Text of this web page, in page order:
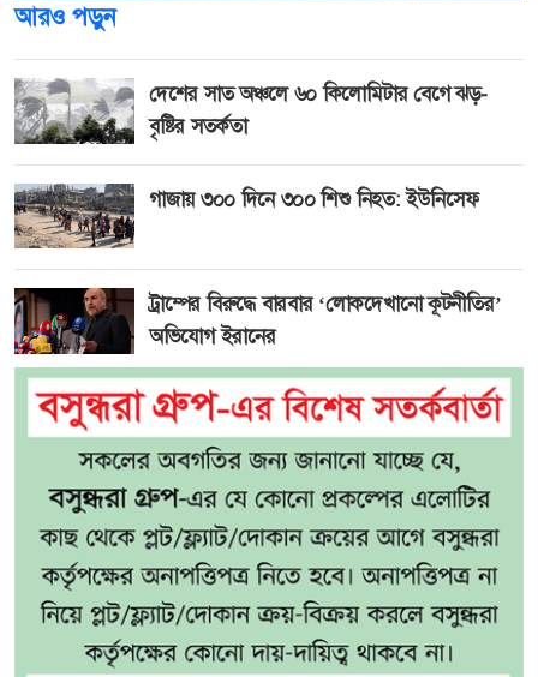
আরও পড়ুন
দেশের সাত অঞ্চলে ৬০ কিলোমিটার বেগে ঝড়-
বৃষ্টির সতর্কতা
গাজায় ৩০০ দিনে ৩০০ শিশু নিহত: ইউনিসেফ
ট্রাম্পের বিরুদ্ধে বারবার ‘লোকদেখানো কূটনীতির’
অভিযোগ ইরানের